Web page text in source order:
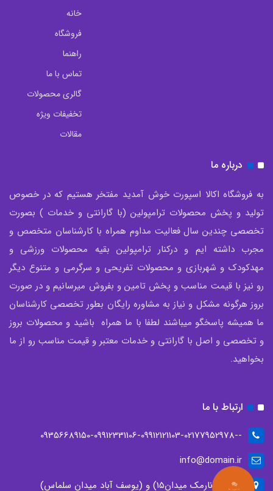
خانه
فروشگاه
راهنما
تماس با ما
گالری محصولات
تخفیفات ویژه
مقالات
درباره ما
به فروشگاه اکالا اسپورت خوش آمدید مفتخر هستیم که در خصوص
تولید و پخش محصولات ترامپولین (با گارانتی و خدمات ) بصورت
تخصصی چندین سال فعالیت مداوم همراه با کارشناسان متخصص و
مجرب داشته ایم و درکنار ترامپولین بقیه محصولات ورزشی و
مهدکودک و شهربازی و محصولات تفریحی و سرگرمی و متنوع دیگر
رو نیز با قیمت مناسب و پخش تامین و بفروش میرسانیم و در صورت
بروز هرگونه مشکل و نیاز به مشاوره رایگان بطور تخصصی کارشناسان
ما همیشه پاسخگو میباشند لطفا با ما همراه باشید و محصولات بروز
و تخصصی و اصل با گارانتی و خدمات معتبر و قیمت مناسب رو از ما
بخواهید.
ارتباط با ما
--09356689150-09912331106-09912121103-02177952978
info@domain.ir
تهران، (نارمک میدان15) و (یوسف آباد میدان سلماس)